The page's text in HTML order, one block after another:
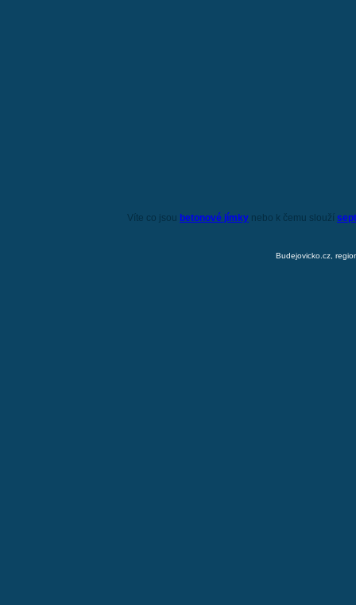
Víte co jsou betonové jímky nebo k čemu slouží
Budejovicko.cz,